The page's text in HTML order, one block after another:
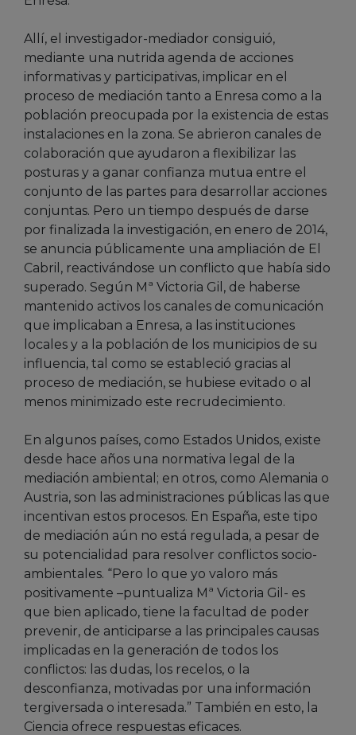
Allí, el investigador-mediador consiguió,
mediante una nutrida agenda de acciones
informativas y participativas, implicar en el
proceso de mediación tanto a Enresa como a la
población preocupada por la existencia de estas
instalaciones en la zona. Se abrieron canales de
colaboración que ayudaron a flexibilizar las
posturas y a ganar confianza mutua entre el
conjunto de las partes para desarrollar acciones
conjuntas. Pero un tiempo después de darse
por finalizada la investigación, en enero de 2014,
se anuncia públicamente una ampliación de El
Cabril, reactivándose un conflicto que había sido
superado. Según Mª Victoria Gil, de haberse
mantenido activos los canales de comunicación
que implicaban a Enresa, a las instituciones
locales y a la población de los municipios de su
influencia, tal como se estableció gracias al
proceso de mediación, se hubiese evitado o al
menos minimizado este recrudecimiento.
En algunos países, como Estados Unidos, existe
desde hace años una normativa legal de la
mediación ambiental; en otros, como Alemania o
Austria, son las administraciones públicas las que
incentivan estos procesos. En España, este tipo
de mediación aún no está regulada, a pesar de
su potencialidad para resolver conflictos socio-
ambientales. “Pero lo que yo valoro más
positivamente –puntualiza Mª Victoria Gil- es
que bien aplicado, tiene la facultad de poder
prevenir, de anticiparse a las principales causas
implicadas en la generación de todos los
conflictos: las dudas, los recelos, o la
desconfianza, motivadas por una información
tergiversada o interesada.” También en esto, la
Ciencia ofrece respuestas eficaces.